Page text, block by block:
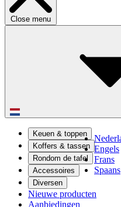
Close menu
Engels
Frans
Spaans
Keuen & toppen
Koffers & tassen
Rondom de tafel
Accessoires
Diversen
Nieuwe producten
Aanbiedingen